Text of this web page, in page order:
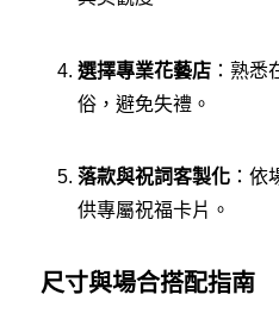
選擇專業花藝店：熟悉
俗，避免失禮。
落款與祝詞客製化：依
供專屬祝福卡片。
尺寸與場合搭配指南